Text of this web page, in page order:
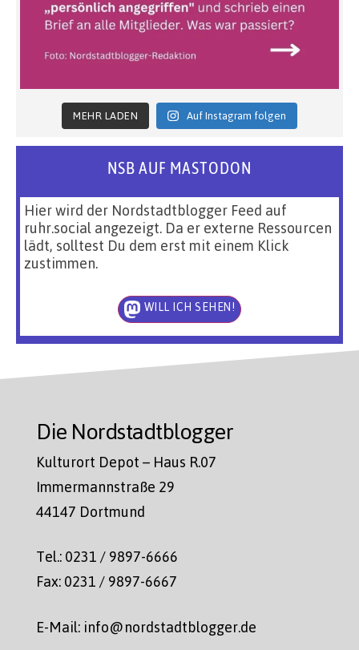
MEHR LADEN Auf Instagram folgen
NSB AUF MASTODON
Hier wird der Nordstadtblogger Feed auf
ruhr.social angezeigt. Da er externe Ressourcen
lädt, solltest Du dem erst mit einem Klick
zustimmen.
WILL ICH SEHEN!
Die Nordstadtblogger
Kulturort Depot – Haus R.07
Immermannstraße 29
44147 Dortmund
Tel.: 0231 / 9897-6666
Fax: 0231 / 9897-6667
E-Mail: info@nordstadtblogger.de